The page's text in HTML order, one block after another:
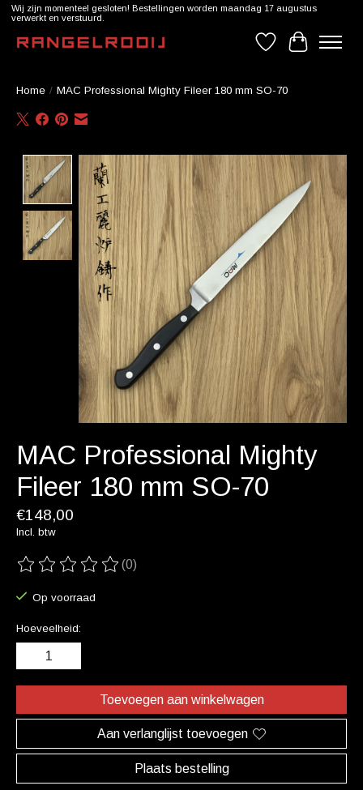
Wij zijn momenteel gesloten! Bestellingen worden maandag 17 augustus
verwerkt en verstuurd.
Verlanglijst
Home / MAC Professional Mighty Fileer 180 mm SO-70
Product image slideshow Items
MAC Professional Mighty
Fileer 180 mm SO-70
€148,00
Incl. btw
De beoordeling van dit product is
(0)
Op voorraad
Hoeveelheid:
Toevoegen aan winkelwagen
Aan verlanglijst toevoegen
Plaats bestelling